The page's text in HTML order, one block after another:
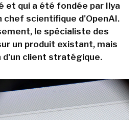
et qui a été fondée par Ilya
chef scientifique d'OpenAI.
le spécialiste des
un produit existant, mais
d'un client stratégique.